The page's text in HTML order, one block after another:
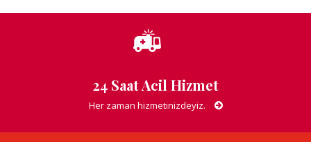
24 Saat Acil Hizmet
Her zaman hizmetinizdeyiz.